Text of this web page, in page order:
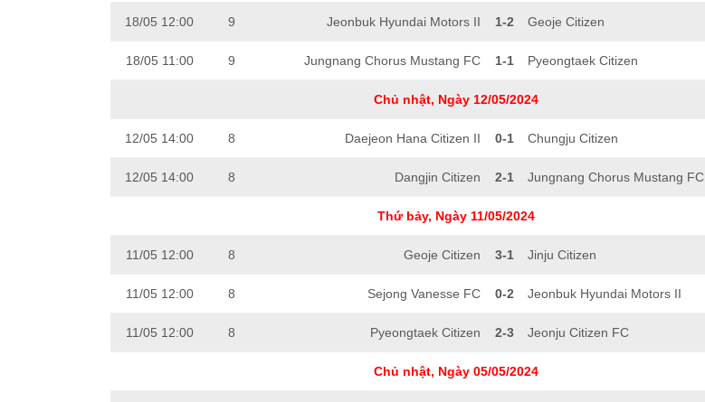
18/05 12:00 9 Jeonbuk Hyundai Motors II 1-2 Geoje Citizen
18/05 11:00 9 Jungnang Chorus Mustang FC 1-1 Pyeongtaek Citizen
Chủ nhật, Ngày 12/05/2024
12/05 14:00 8 Daejeon Hana Citizen II 0-1 Chungju Citizen
12/05 14:00 8 Dangjin Citizen 2-1 Jungnang Chorus Mustang FC
Thứ bảy, Ngày 11/05/2024
11/05 12:00 8 Geoje Citizen 3-1 Jinju Citizen
11/05 12:00 8 Sejong Vanesse FC 0-2 Jeonbuk Hyundai Motors II
11/05 12:00 8 Pyeongtaek Citizen 2-3 Jeonju Citizen FC
Chủ nhật, Ngày 05/05/2024